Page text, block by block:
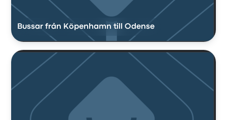
Bussar från Köpenhamn till Odense